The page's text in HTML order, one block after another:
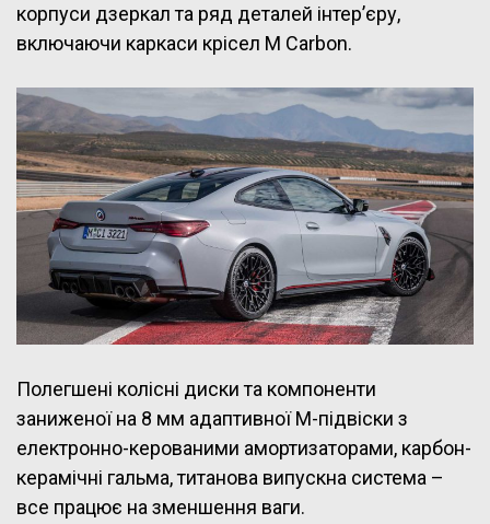
корпуси дзеркал та ряд деталей інтер’єру,
включаючи каркаси крісел M Carbon.
Полегшені колісні диски та компоненти
заниженої на 8 мм адаптивної M-підвіски з
електронно-керованими амортизаторами, карбон-
керамічні гальма, титанова випускна система –
все працює на зменшення ваги.